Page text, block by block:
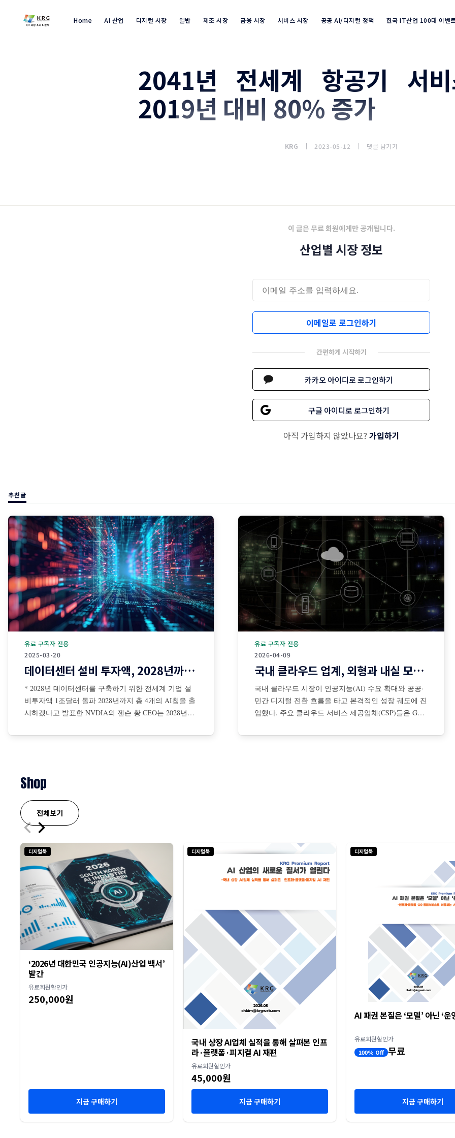
Home AI 산업 디지털 시장 일반 제조 시장 금융 시장 서비스 시장 공공 AI/디지털 정책 한국 IT산업 100대 이벤
Industry Market info 검색
2041년 전세계 항공기 서
2019년 대비 80% 증가
KRG 2023-05-12 댓글 남기기
이 글은 무료 회원에게만 공개됩니다.
산업별 시장 정보
이메일로 로그인하기
간편하게 시작하기
카카오 아이디로 로그인하기
구글 아이디로 로그인하기
아직 가입하지 않았나요? 가입하기
추천글
2025-03-20
유료 구독자 전용
데이터센터 설비 투자액, 2028년까지 1조달러 돌파
* 2028년 데이터센터를 구축하기 위한 전세계 기업 설
비투자액 1조달러 돌파 2028년까지 총 4개의 AI칩을 출
시하겠다고 발표한 NVDIA의 젠슨 황 CEO는 2028년까
투자액이 총 1조달러에 이를 것이라고 전망 젠슨 황은
2026-04-09
유료 구독자 전용
국내 클라우드 업계, 외형과 내실 모두 성장 중
국내 클라우드 시장이 인공지능(AI) 수요 확대와 공공·
민간 디지털 전환 흐름을 타고 본격적인 성장 궤도에 진
입했다. 주요 클라우드 서비스 제공업체(CSP)들은 GPU
략을 병행하며 외형 성장과 수익성 개선을 동시에 달성
Shop
전체보기
디지털북
‘2026년 대한민국 인공지능(AI)산업 백서’
발간
유료회원할인가
250,000원
지금 구매하기
디지털북
국내 상장 AI업체 실적을 통해 살펴본 인프
라·플랫폼·피지컬 AI 재편
유료회원할인가
45,000원
지금 구매하기
디지털북
AI 패권 본질은 ‘모델’ 아닌 ‘운
유료회원할인가
100% Off 무료
지금 구매하기